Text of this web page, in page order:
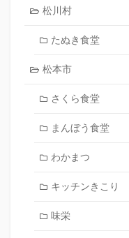
松川村
たぬき食堂
松本市
さくら食堂
まんぼう食堂
わかまつ
キッチンきこり
味栄